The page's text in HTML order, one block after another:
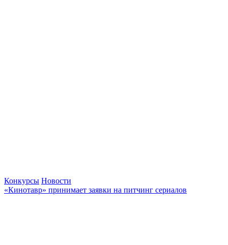
Конкурсы Новости
«Кинотавр» принимает заявки на питчинг сериалов